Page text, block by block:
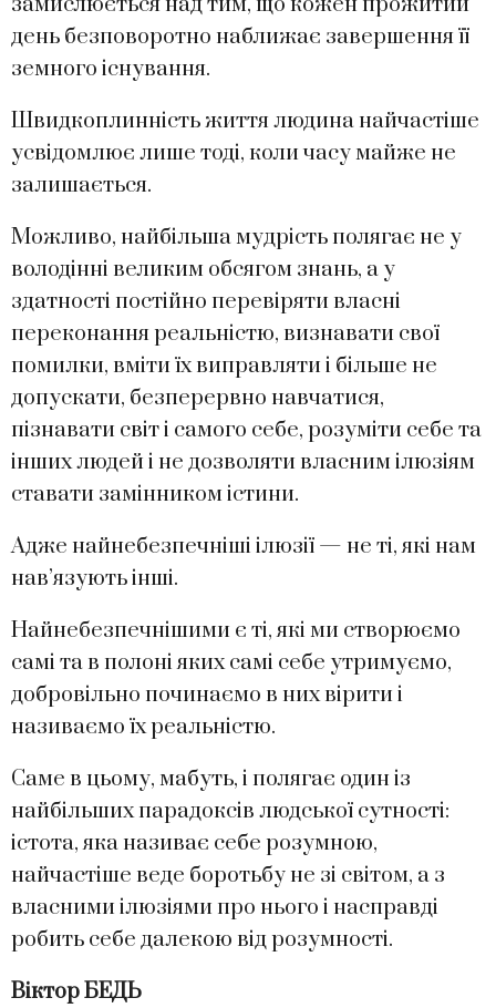
день безповоротно наближає завершення її
земного існування.
Швидкоплинність життя людина найчастіше
усвідомлює лише тоді, коли часу майже не
залишається.
Можливо, найбільша мудрість полягає не у
володінні великим обсягом знань, а у
здатності постійно перевіряти власні
переконання реальністю, визнавати свої
помилки, вміти їх виправляти і більше не
допускати, безперервно навчатися,
пізнавати світ і самого себе, розуміти себе та
інших людей і не дозволяти власним ілюзіям
ставати замінником істини.
Адже найнебезпечніші ілюзії — не ті, які нам
нав’язують інші.
Найнебезпечнішими є ті, які ми створюємо
самі та в полоні яких самі себе утримуємо,
добровільно починаємо в них вірити і
називаємо їх реальністю.
Саме в цьому, мабуть, і полягає один із
найбільших парадоксів людської сутності:
істота, яка називає себе розумною,
найчастіше веде боротьбу не зі світом, а з
власними ілюзіями про нього і насправді
робить себе далекою від розумності.
Віктор БЕДЬ